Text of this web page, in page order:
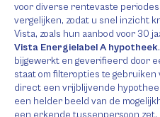
voor diverse rentevaste
vergelijken, zodat u snel inzicht
Vista, zoals hun aanbod voor 30
Vista Energielabel A hypotheek
bijgewerkt en geverifieerd door
staat om filteropties te
direct een vrijblijvende
een helder beeld van de
een erkende tussenpersoon